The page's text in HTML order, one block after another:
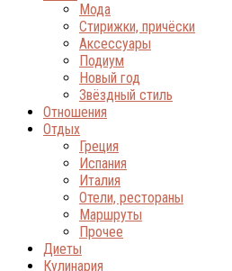
Мода
Стирижки, причёски
Аксессуары
Подиум
Новый год
Звёздный стиль
Отношения
Отдых
Греция
Испания
Италия
Отели, рестораны
Маршруты
Прочее
Диеты
Кулинария